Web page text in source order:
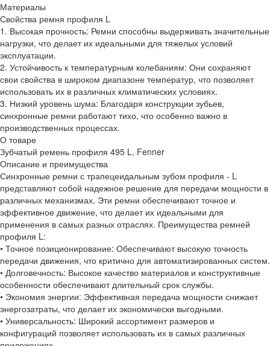
Материалы
Свойства ремня профиля L
1. Высокая прочность: Ремни способны выдерживать значительные
нагрузки, что делает их идеальными для тяжелых условий
эксплуатации.
2. Устойчивость к температурным колебаниям: Они сохраняют
свои свойства в широком диапазоне температур, что позволяет
использовать их в различных климатических условиях.
3. Низкий уровень шума: Благодаря конструкции зубьев,
синхронные ремни работают тихо, что особенно важно в
производственных процессах.
О товаре
Зубчатый ремень профиля 495 L, Fenner
Описание и преимущества
Синхронные ремни с трапецеидальным зубом профиля - L
представляют собой надежное решение для передачи мощности в
различных механизмах. Эти ремни обеспечивают точное и
эффективное движение, что делает их идеальными для
применения в самых разных отраслях. Преимущества ремней
профиля L:
• Точное позиционирование: Обеспечивают высокую точность
передачи движения, что критично для автоматизированных систем.
• Долговечность: Высокое качество материалов и конструктивные
особенности обеспечивают длительный срок службы.
• Экономия энергии: Эффективная передача мощности снижает
энергозатраты, что делает их экономически выгодными.
• Универсальность: Широкий ассортимент размеров и
конфигураций позволяет использовать их в самых различных